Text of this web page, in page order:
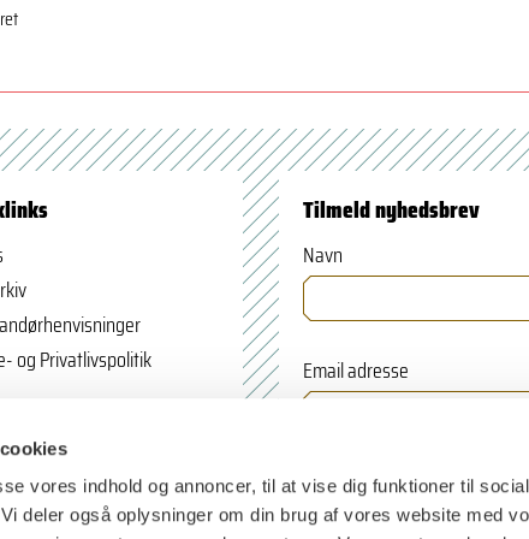
vores indhold og annoncer, til at vise dig funktioner til
deler også oplysninger om din brug af vores website med
og Privatlivspolitik
Tilmeld nyhedsbrev
Navn
Email adresse